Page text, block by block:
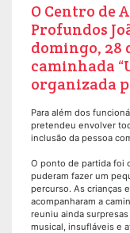
O Centro de
Profundos
domingo, 28
caminhada
organizada
Para além dos
pretendeu envolver
inclusão da pessoa
O ponto de partida foi
puderam fazer um
percurso. As crianças
acompanharam a
reuniu ainda
musical, insufláveis e